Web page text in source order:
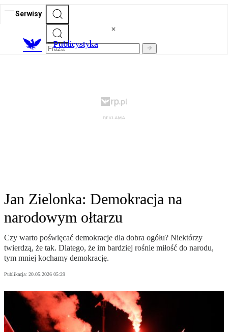
Serwisy
Publicystyka
Jan Zielonka: Demokracja na
narodowym ołtarzu
Czy warto poświęcać demokracje dla dobra ogółu? Niektórzy
twierdzą, że tak. Dlatego, że im bardziej rośnie miłość do narodu,
tym mniej kochamy demokrację.
Publikacja: 20.05.2026 05:29